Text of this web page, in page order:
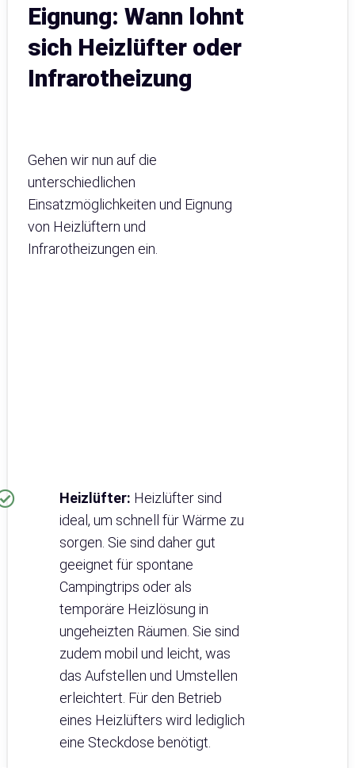
Eignung: Wann lohnt
sich Heizlüfter oder
Infrarotheizung
Gehen wir nun auf die
unterschiedlichen
Einsatzmöglichkeiten und Eignung
von Heizlüftern und
Infrarotheizungen ein.
Heizlüfter: Heizlüfter sind
ideal, um schnell für Wärme zu
sorgen. Sie sind daher gut
geeignet für spontane
Campingtrips oder als
temporäre Heizlösung in
ungeheizten Räumen. Sie sind
zudem mobil und leicht, was
das Aufstellen und Umstellen
erleichtert. Für den Betrieb
eines Heizlüfters wird lediglich
eine Steckdose benötigt.